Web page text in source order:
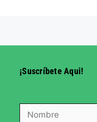
¡Suscríbete Aqui!